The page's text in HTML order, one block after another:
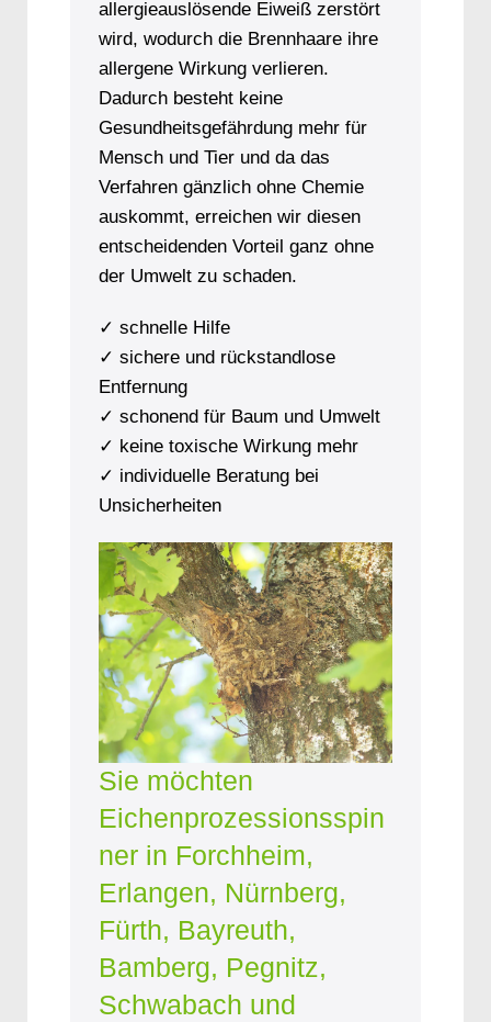
allergieauslösende Eiweiß zerstört
wird, wodurch die Brennhaare ihre
allergene Wirkung verlieren.
Dadurch besteht keine
Gesundheitsgefährdung mehr für
Mensch und Tier und da das
Verfahren gänzlich ohne Chemie
auskommt, erreichen wir diesen
entscheidenden Vorteil ganz ohne
der Umwelt zu schaden.
✓ schnelle Hilfe
✓ sichere und rückstandlose
Entfernung
✓ schonend für Baum und Umwelt
✓ keine toxische Wirkung mehr
✓ individuelle Beratung bei
Unsicherheiten
Sie möchten
Eichenprozessionsspin
ner in Forchheim,
Erlangen, Nürnberg,
Fürth, Bayreuth,
Bamberg, Pegnitz,
Schwabach und